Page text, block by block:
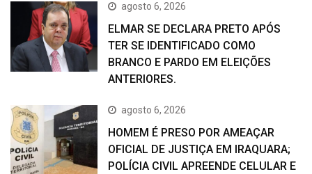
agosto 6, 2026
ELMAR SE DECLARA PRETO APÓS
TER SE IDENTIFICADO COMO
BRANCO E PARDO EM ELEIÇÕES
ANTERIORES.
agosto 6, 2026
HOMEM É PRESO POR AMEAÇAR
OFICIAL DE JUSTIÇA EM IRAQUARA;
POLÍCIA CIVIL APREENDE CELULAR E